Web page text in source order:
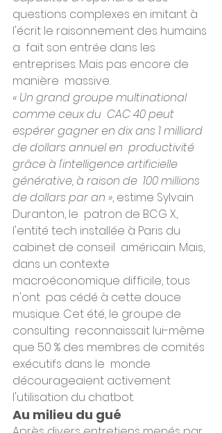
questions complexes en imitant à
l'écrit le raisonnement des humains
a  fait son entrée dans les
entreprises. Mais pas encore de
manière  massive.
« Un grand groupe multinational
comme ceux du  CAC 40 peut
espérer gagner en dix ans 1 milliard
de dollars annuel en  productivité
grâce à l'intelligence artificielle
générative, à raison de  100 millions
de dollars par an », estime Sylvain
Duranton, le  patron de BCG X,
l'entité tech installée à Paris du
cabinet de conseil  américain. Mais,
dans un contexte
macroéconomique difficile, tous
n'ont  pas cédé à cette douce
musique. Cet été, le groupe de
consulting  reconnaissait lui-même
que 50 % des membres de comités
exécutifs dans le  monde
décourageaient activement
l'utilisation du chatbot. ﻿
Au milieu du gué